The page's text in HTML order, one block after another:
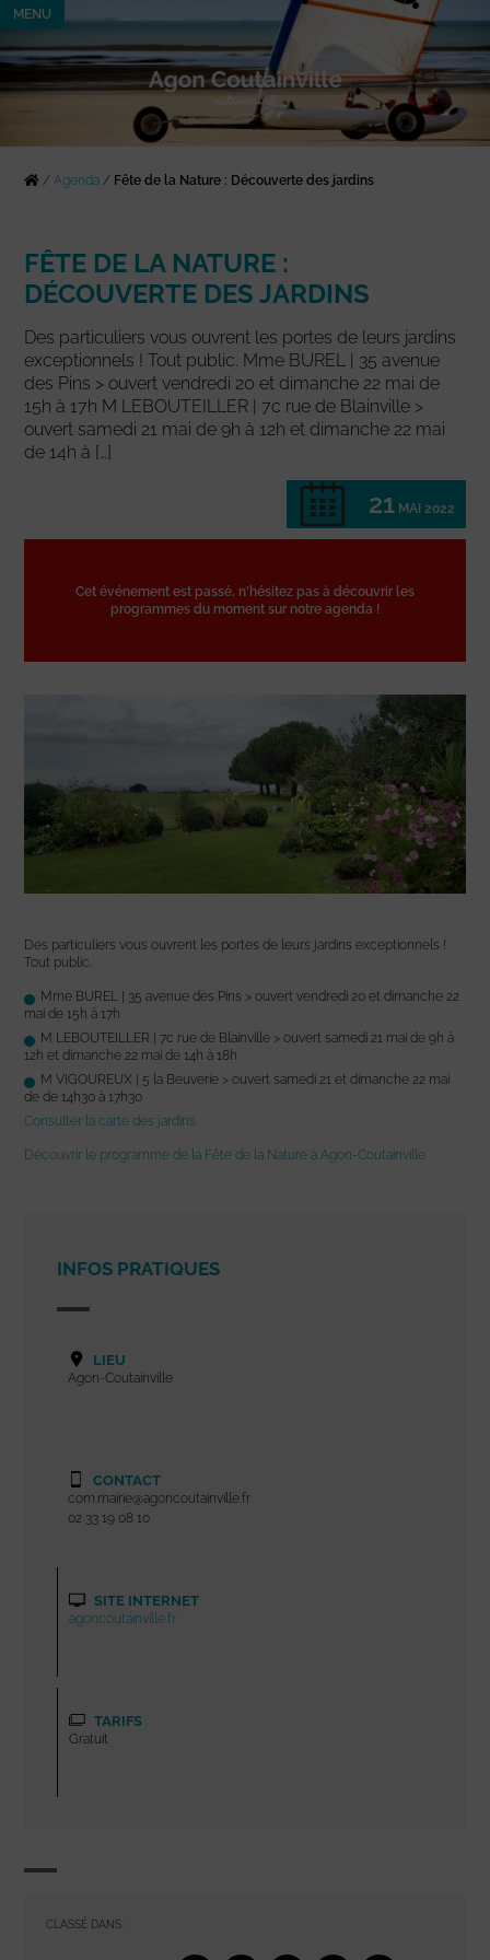
MENU
/Agenda / Fête de la Nature : Découverte des jardins
FÊTE DE LA NATURE :
DÉCOUVERTE DES JARDINS
Des particuliers vous ouvrent les portes de leurs jardins
exceptionnels ! Tout public. Mme BUREL | 35 avenue
des Pins > ouvert vendredi 20 et dimanche 22 mai de
15h à 17h M LEBOUTEILLER | 7c rue de Blainville >
ouvert samedi 21 mai de 9h à 12h et dimanche 22 mai
de 14h à […]
21 MAI 2022
Cet événement est passé, n'hésitez pas à découvrir les
programmes du moment sur notre agenda !
Des particuliers vous ouvrent les portes de leurs jardins exceptionnels !
Tout public.
Mme BUREL | 35 avenue des Pins > ouvert vendredi 20 et dimanche 22
mai de 15h à 17h
M LEBOUTEILLER | 7c rue de Blainville > ouvert samedi 21 mai de 9h à
12h et dimanche 22 mai de 14h à 18h
M VIGOUREUX | 5 la Beuverie > ouvert samedi 21 et dimanche 22 mai
de de 14h30 à 17h30
Consulter la carte des jardins
Découvrir le programme de la Fête de la Nature à Agon-Coutainville
INFOS PRATIQUES
LIEU
Agon-Coutainville
CONTACT
com.mairie@agoncoutainville.fr
02 33 19 08 10
SITE INTERNET
agoncoutainville.fr
TARIFS
Gratuit
CLASSÉ DANS :